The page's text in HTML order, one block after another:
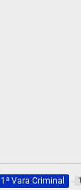
1ª Vara Criminal 1